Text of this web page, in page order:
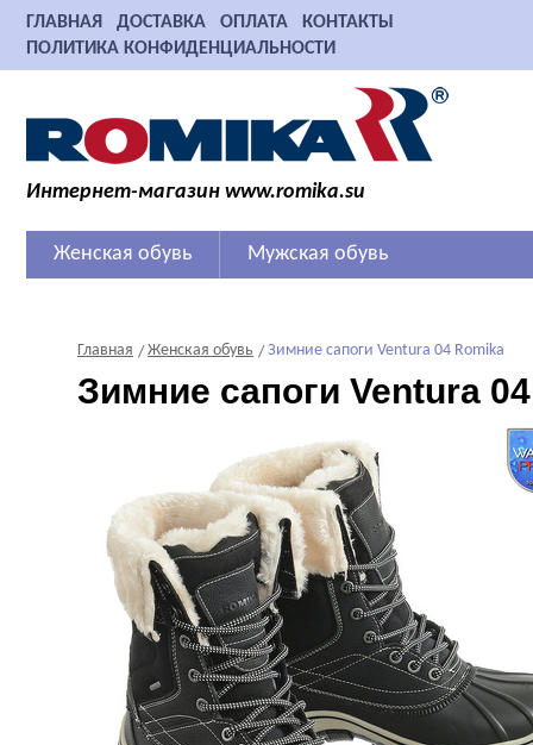
ГЛАВНАЯ ДОСТАВКА ОПЛАТА
КОНТАКТЫ
ПОЛИТИКА КОНФИДЕНЦИАЛЬНОСТИ
Интернет-магазин www.romika.su
Женская обувь Мужская обувь
Главная Женская обувь Зимние сапоги Ventura 04 Romika
Зимние сапоги Ventura